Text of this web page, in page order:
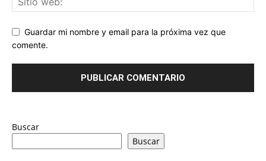
Guardar mi nombre y email para la próxima vez que
comente.
Buscar
Buscar